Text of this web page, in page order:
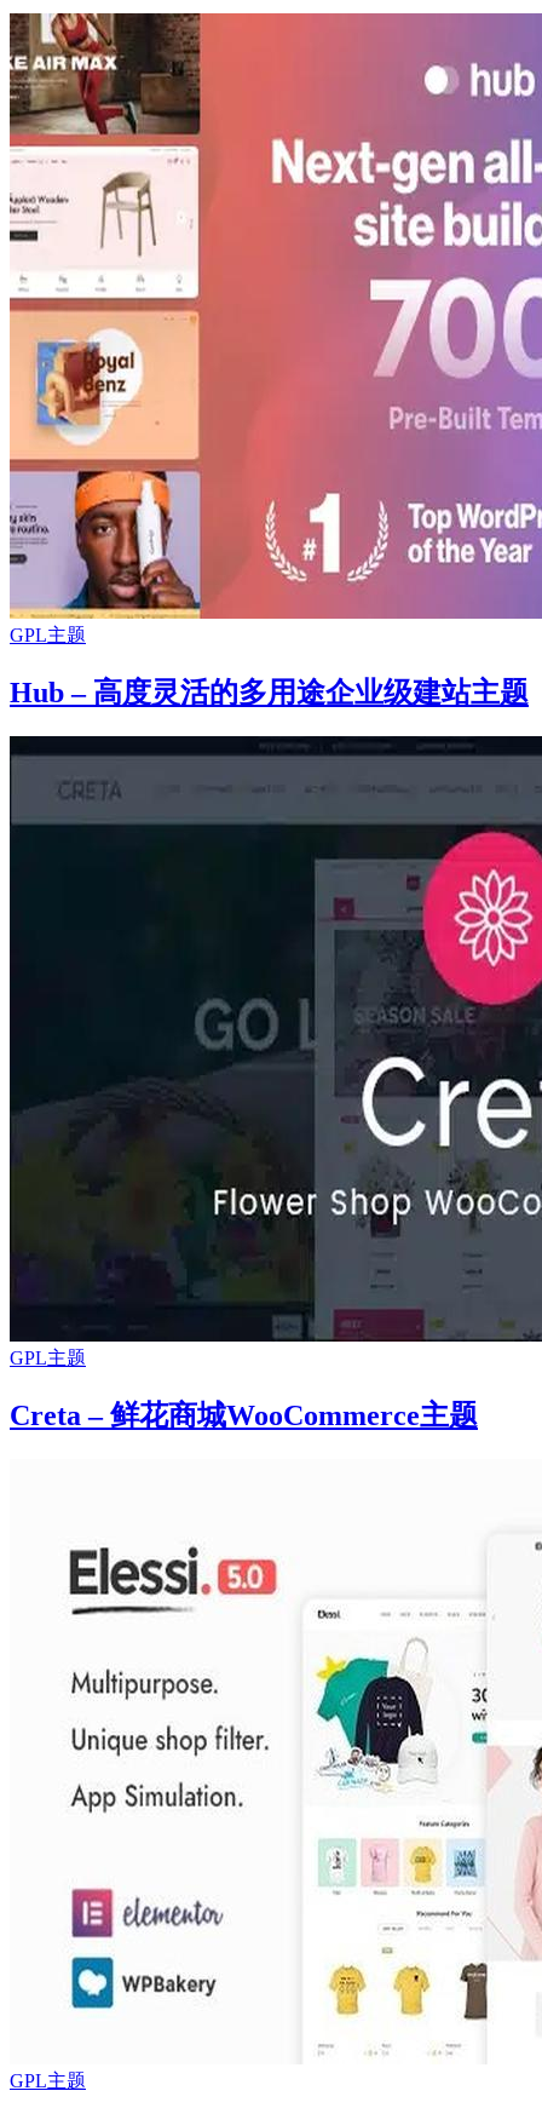
GPL主题
Hub – 高度灵活的多用途企业级建站主题
GPL主题
Creta – 鲜花商城WooCommerce主题
GPL主题